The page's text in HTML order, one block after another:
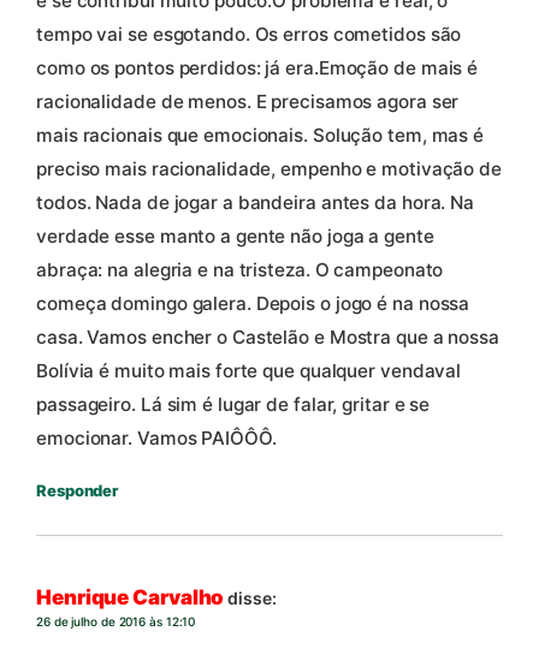
tempo vai se esgotando. Os erros cometidos são
como os pontos perdidos: já era.Emoção de mais é
racionalidade de menos. E precisamos agora ser
mais racionais que emocionais. Solução tem, mas é
preciso mais racionalidade, empenho e motivação de
todos. Nada de jogar a bandeira antes da hora. Na
verdade esse manto a gente não joga a gente
abraça: na alegria e na tristeza. O campeonato
começa domingo galera. Depois o jogo é na nossa
casa. Vamos encher o Castelão e Mostra que a nossa
Bolívia é muito mais forte que qualquer vendaval
passageiro. Lá sim é lugar de falar, gritar e se
emocionar. Vamos PAIÔÔÔ.
Responder
Henrique Carvalho disse:
26 de julho de 2016 às 12:10